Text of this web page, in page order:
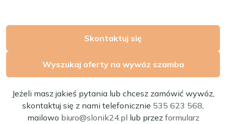
Skontaktuj się
Wyszukaj oferty na wywóz szamba
Jeżeli masz jakieś pytania lub chcesz zamówić wywóz,
skontaktuj się z nami telefonicznie 535 623 568,
mailowo biuro@slonik24.pl lub przez formularz